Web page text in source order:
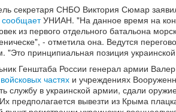
секретаря СНБО Виктория Сюмар
сообщаетУНИАН. "На данное время на
из первого отдельного батальона
- отметила она. Ведутся
"Это принципиальная позиция
Генштаба России генерал армии
частях и учреждениях
службу в украинской армии, сдали
предполагается вывезти из Крыма